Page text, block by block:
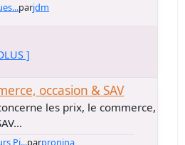
parjdm
]
occasion & SAV
les prix, le commerce,
Pi...parpronina